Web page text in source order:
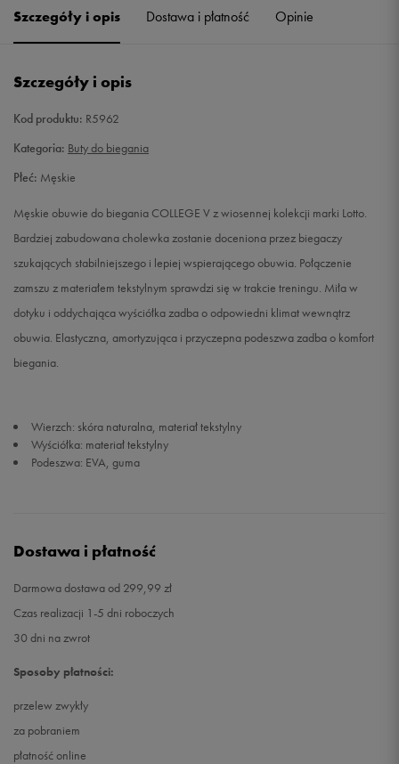
43 27,3 cm
44
44,5 28,3 cm Powiadom o dostępności
29 cm
28,7 cm Powiadom o dostępności
46,5
Szczegóły i opis Dostawa i płatność Opinie
Szczegóły i opis
Kod produktu: R5962
Kategoria: Buty do biegania
Płeć: Męskie
Męskie obuwie do biegania COLLEGE V z wiosennej kolekcji marki Lotto.
Bardziej zabudowana cholewka zostanie doceniona przez biegaczy
szukających stabilniejszego i lepiej wspierającego obuwia. Połączenie
zamszu z materiałem tekstylnym sprawdzi się w trakcie treningu. Miła w
dotyku i oddychająca wyściółka zadba o odpowiedni klimat wewnątrz
obuwia. Elastyczna, amortyzująca i przyczepna podeszwa zadba o komfort
biegania.
Wierzch: skóra naturalna, materiał tekstylny
Wyściółka: materiał tekstylny
Podeszwa: EVA, guma
Dostawa i płatność
Darmowa dostawa od 299,99 zł
Czas realizacji 1-5 dni roboczych
30 dni na zwrot
Sposoby płatności:
przelew zwykły
za pobraniem
płatność online